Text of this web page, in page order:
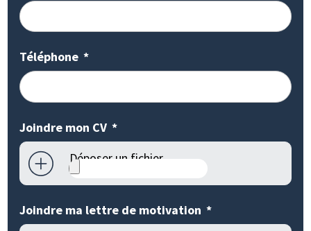
Téléphone
Joindre mon CV
Déposer un fichier
Joindre ma lettre de motivation